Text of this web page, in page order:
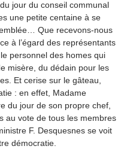
jour du conseil communal
une petite centaine à se
Que recevons-nous
à l’égard des représentants
personnel des homes qui
misère, du dédain pour les
Et cerise sur le gâteau,
: en effet, Madame
du jour de son propre chef,
au vote de tous les membres
F. Desquesnes se voit
démocratie.